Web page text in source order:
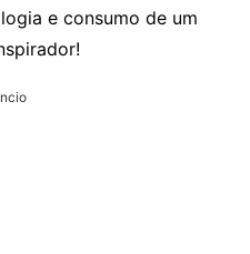
e consumo de um